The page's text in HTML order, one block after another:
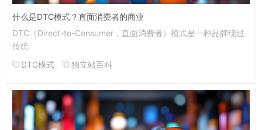
什么是DTC模式？直面消费者的商业
DTC（Direct-to-Consumer，直面消费者）模式是一种品牌绕过
传统
DTC模式
独立站百科